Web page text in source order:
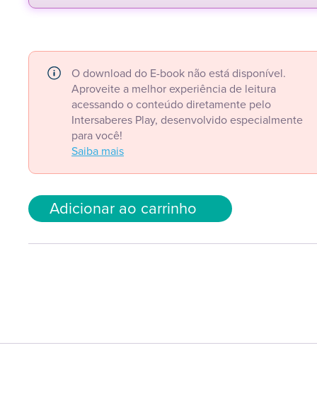
O download do E-book não está disponível.
Aproveite a melhor experiência de leitura
acessando o conteúdo diretamente pelo
Intersaberes Play, desenvolvido especialmente
para você!
Saiba mais
Adicionar ao carrinho